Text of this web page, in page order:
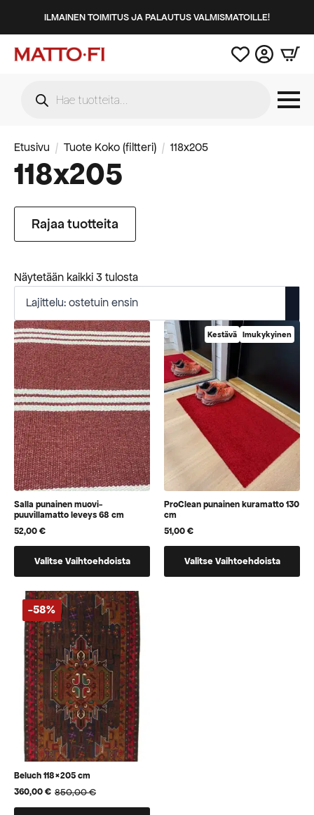
ILMAINEN TOIMITUS JA PALAUTUS VALMISMATOILLE!
search
Etusivu Tuote Koko (filtteri) 118x205
118x205
Rajaa tuotteita
Näytetään kaikki 3 tulostaSuosituimmat
Salla punainen muovi-
puuvillamatto leveys 68 cm
52,00€
Valitse Vaihtoehdoista
vaihtoehtoja,
jotka
voidaan
valita
tuotteen
sivulla
Kestävä Imukykyinen
ProClean punainen kuramatto 130
cm
51,00€
Valitse Vaihtoehdoista
-58%
Beluch 118×205 cm
850,00€
Alkuperäinen
hinta
360,00€
Nykyinen
hinta